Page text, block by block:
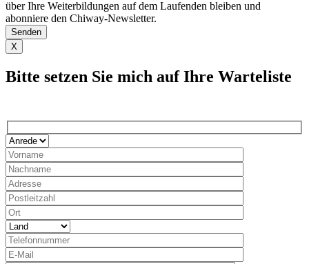
über Ihre Weiterbildungen auf dem Laufenden bleiben und
abonniere den Chiway-Newsletter.
X
Bitte setzen Sie mich auf Ihre Warteliste